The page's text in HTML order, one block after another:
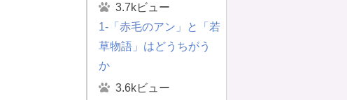
3.7kビュー
1-「赤毛のアン」と「若
草物語」はどうちがう
か
3.6kビュー